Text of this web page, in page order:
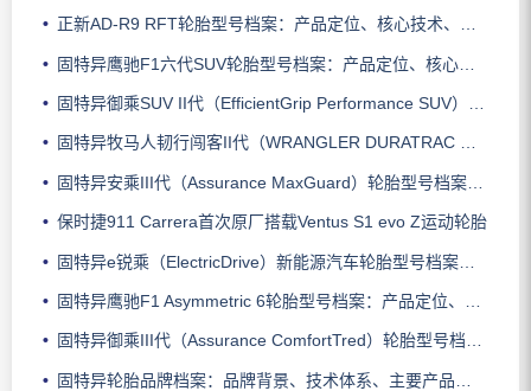
正新AD-R9 RFT轮胎型号档案：产品定位、核心技术、适用车型与使用场景
固特异鹰驰F1六代SUV轮胎型号档案：产品定位、核心技术、适用车型与使用场景
固特异御乘SUV II代（EfficientGrip Performance SUV）轮胎型号档案：产品定位、核心技术、适用车型与使用场景
固特异牧马人韧行闯客II代（WRANGLER DURATRAC RT）轮胎型号档案：产品定位、核心技术、适用车型与使用场景
固特异安乘III代（Assurance MaxGuard）轮胎型号档案：产品定位、核心技术、适用车型与使用场景
保时捷911 Carrera首次原厂搭载Ventus S1 evo Z运动轮胎
固特异e锐乘（ElectricDrive）新能源汽车轮胎型号档案：产品定位、核心技术、适用车型与使用场景
固特异鹰驰F1 Asymmetric 6轮胎型号档案：产品定位、核心技术、适用车型与使用场景
固特异御乘III代（Assurance ComfortTred）轮胎型号档案：产品定位、核心技术、适用车型与使用场景
固特异轮胎品牌档案：品牌背景、技术体系、主要产品系列与适用场景